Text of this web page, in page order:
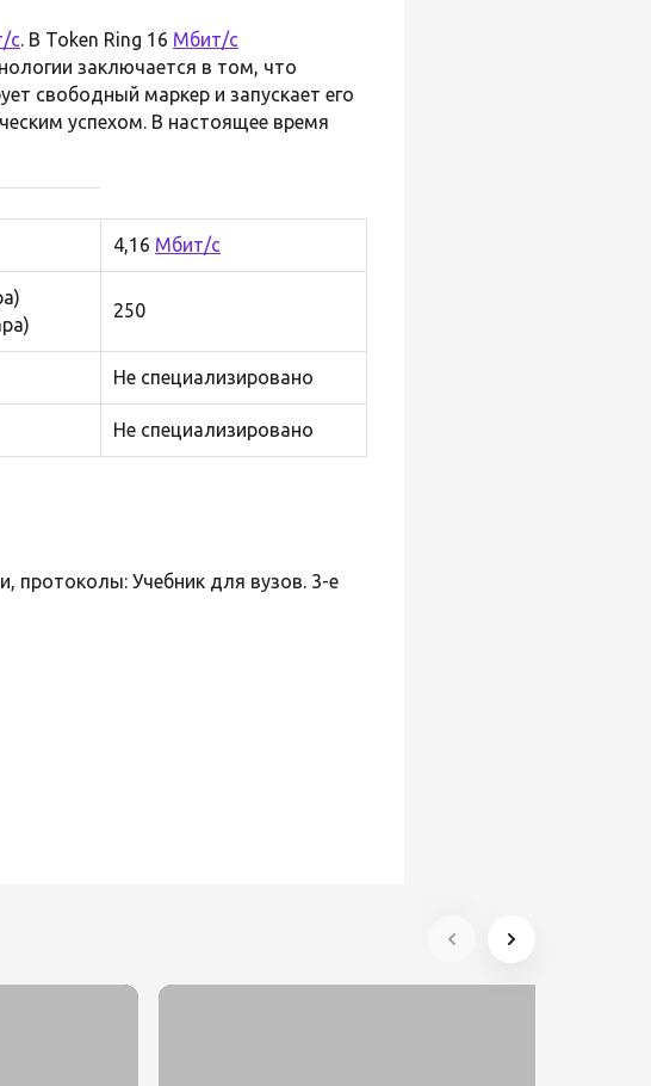
с. В Token Ring 16 Мбит/с
заключается в том, что
свободный маркер и запускает его
успехом. В настоящее время
4,16 Мбит/с
250
Не специализировано
Не специализировано
протоколы: Учебник для вузов. 3-е